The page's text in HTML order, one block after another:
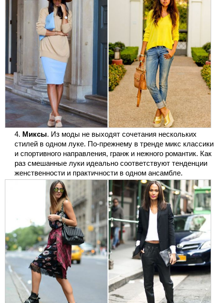
Миксы. Из моды не выходят сочетания нескольких
стилей в одном луке. По-прежнему в тренде микс классики
и спортивного направления, гранж и нежного романтик. Как
раз смешанные луки идеально соответствуют тенденции
женственности и практичности в одном ансамбле.